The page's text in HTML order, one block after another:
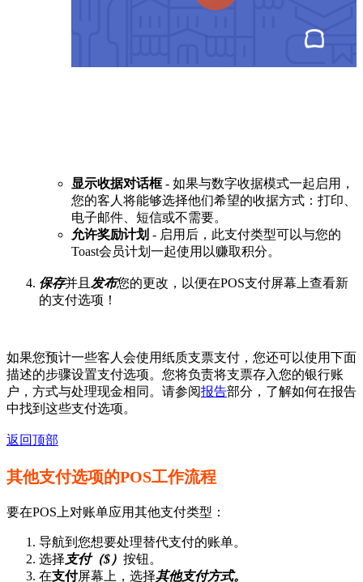
显示收据对话框- 如果与数字收据模式一起启用，
您的客人将能够选择他们希望的收据方式：打印、
电子邮件、短信或不需要。
允许奖励计划 - 启用后，此支付类型可以与您的
Toast会员计划一起使用以赚取积分。
保存并且 发布您的更改，以便在POS支付屏幕上查看新
的支付选项！
如果您预计一些客人会使用纸质支票支付，您还可以使用下面
描述的步骤设置支付选项。您将负责将支票存入您的银行账
户，方式与处理现金相同。请参阅报告部分，了解如何在报告
中找到这些支付选项。
返回顶部
其他支付选项的POS工作流程
要在POS上对账单应用其他支付类型：
导航到您想要处理替代支付的账单。
选择 支付（$） 按钮。
在支付屏幕上，选择其他支付方式。